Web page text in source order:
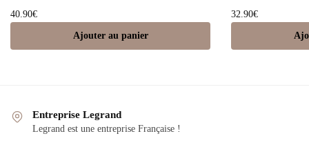
40.90€
Ajouter au panier
32.90€
Entreprise Legrand
Legrand est une entreprise Française !